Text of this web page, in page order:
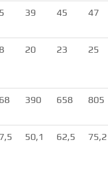
39 45 47
20 23 25
390 658 805
50,1 62,5 75,2